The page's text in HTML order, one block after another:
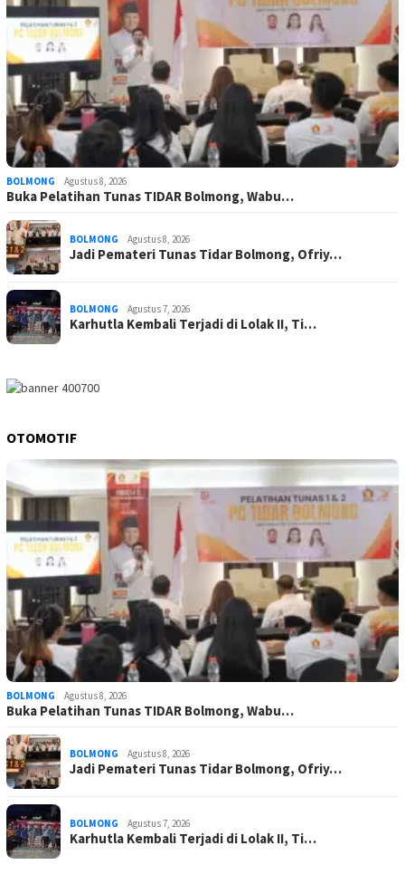
BOLMONG Agustus 8, 2026
Buka Pelatihan Tunas TIDAR Bolmong, Wabu…
BOLMONG Agustus 8, 2026
Jadi Pemateri Tunas Tidar Bolmong, Ofriy…
BOLMONG Agustus 7, 2026
Karhutla Kembali Terjadi di Lolak II, Ti…
OTOMOTIF
BOLMONG Agustus 8, 2026
Buka Pelatihan Tunas TIDAR Bolmong, Wabu…
BOLMONG Agustus 8, 2026
Jadi Pemateri Tunas Tidar Bolmong, Ofriy…
BOLMONG Agustus 7, 2026
Karhutla Kembali Terjadi di Lolak II, Ti…